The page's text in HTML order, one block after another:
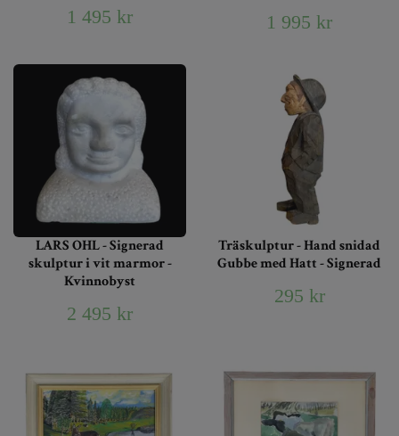
1 495 kr 1 995 kr
LARS OHL - Signerad
skulptur i vit marmor -
Kvinnobyst
2 495 kr
Träskulptur - Hand snidad
Gubbe med Hatt - Signerad
295 kr